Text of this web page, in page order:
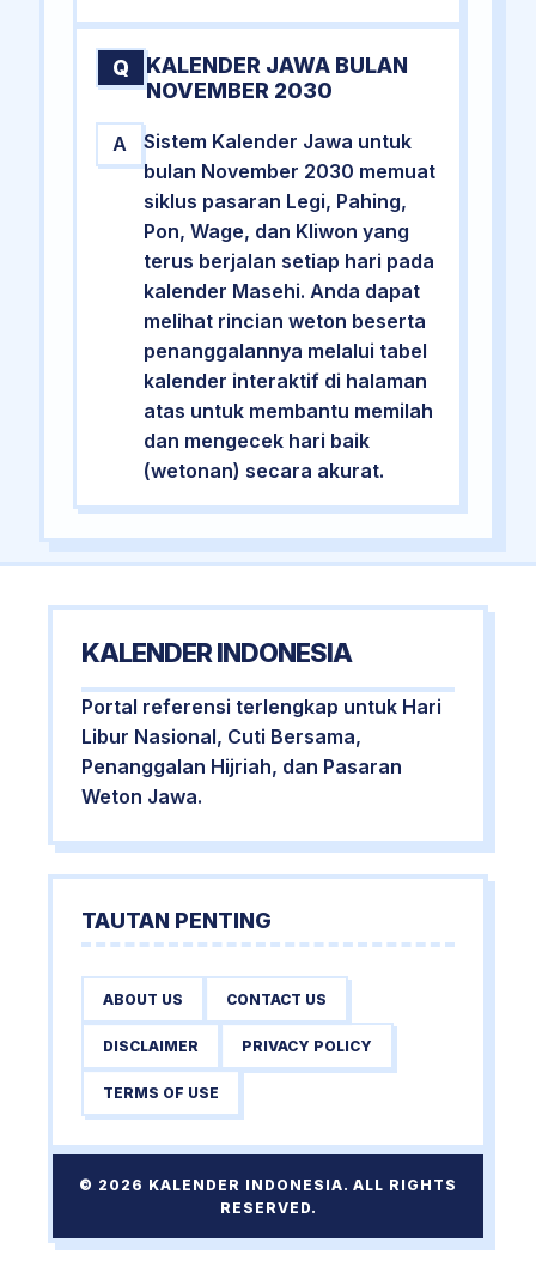
Q
KALENDER JAWA BULAN
NOVEMBER 2030
A
Sistem Kalender Jawa untuk
bulan November 2030 memuat
siklus pasaran Legi, Pahing,
Pon, Wage, dan Kliwon yang
terus berjalan setiap hari pada
kalender Masehi. Anda dapat
melihat rincian weton beserta
penanggalannya melalui tabel
kalender interaktif di halaman
atas untuk membantu memilah
dan mengecek hari baik
(wetonan) secara akurat.
KALENDER INDONESIA
Portal referensi terlengkap untuk Hari
Libur Nasional, Cuti Bersama,
Penanggalan Hijriah, dan Pasaran
Weton Jawa.
TAUTAN PENTING
ABOUT US CONTACT US
DISCLAIMER PRIVACY POLICY
TERMS OF USE
© 2026 KALENDER INDONESIA. ALL RIGHTS
RESERVED.